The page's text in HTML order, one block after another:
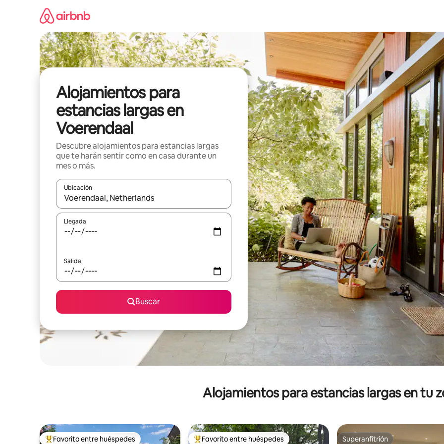
Alojamientos para
estancias largas en
Voerendaal
Descubre alojamientos para estancias largas
que te harán sentir como en casa durante un
mes o más.
Ubicación
Cuando los resultados estén disponibles, podrás navegar usando las teclas de las flechas hacia arriba y hacia abajo, o
Llegada
Salida
Buscar
Alojamientos para estancias largas en tu
Favorito entre huéspedes Favorito entre huéspedes Superanfitrión